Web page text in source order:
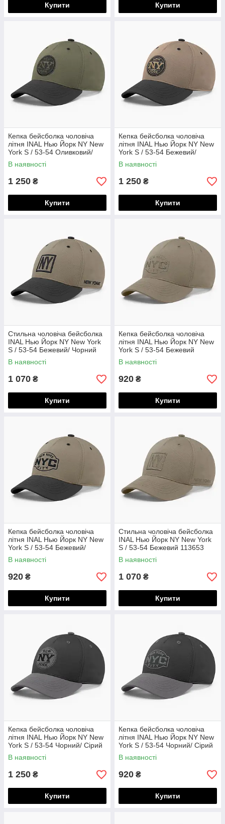
Купити Купити
Кепка бейсболка чоловіча
літня INAL Нью Йорк NY New
York S / 53-54 Оливковий/
Чорний 104353
В наявності
1 250 ₴
Купити
Кепка бейсболка чоловіча
літня INAL Нью Йорк NY New
York S / 53-54 Бежевий/
Чорний 104453
В наявності
1 250 ₴
Купити
Стильна чоловіча бейсболка
INAL Нью Йорк NY New York
S / 53-54 Бежевий/ Чорний
107153
В наявності
1 070 ₴
Купити
Кепка бейсболка чоловіча
літня INAL Нью Йорк NY New
York S / 53-54 Бежевий
162453
В наявності
920 ₴
Купити
Кепка бейсболка чоловіча
літня INAL Нью Йорк NY New
York S / 53-54 Бежевий/
Чорний 162353
В наявності
920 ₴
Купити
Стильна чоловіча бейсболка
INAL Нью Йорк NY New York
S / 53-54 Бежевий 113653
В наявності
1 070 ₴
Купити
Кепка бейсболка чоловіча
літня INAL Нью Йорк NY New
York S / 53-54 Чорний/ Сірий
318153
В наявності
1 250 ₴
Купити
Кепка бейсболка чоловіча
літня INAL Нью Йорк NY New
York S / 53-54 Чорний/ Сірий
162553
В наявності
920 ₴
Купити